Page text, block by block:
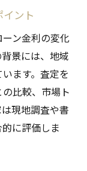
準を確認
値基準とは
トを徹底解
の違いを比
定活用法
ント
ン金利の変化
景には、地域
ます。査定を
比較、市場ト
現地調査や書
に評価しま